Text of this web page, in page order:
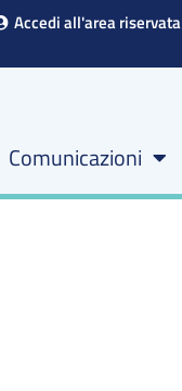
Accedi all'area riservata
Comunicazioni